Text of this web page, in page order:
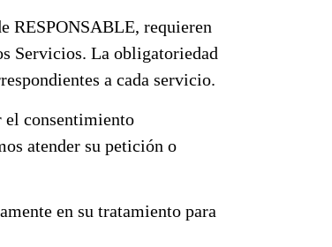
RESPONSABLE, requieren
Servicios. La obligatoriedad
a cada servicio.
el consentimiento
atender su petición o
en su tratamiento para